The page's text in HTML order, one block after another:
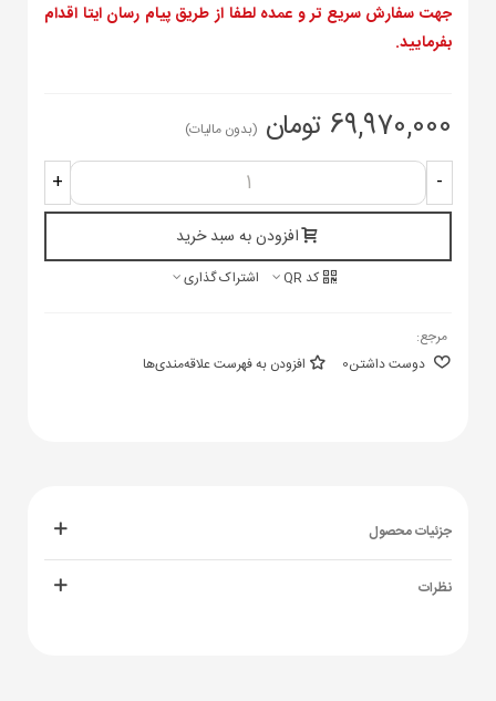
جهت سفارش سریع تر و عمده لطفا از طریق پیام رسان ایتا اقدام
بفرمایید.
69,970,000 تومان (بدون مالیات)
-
+
افزودن به سبد خرید
کد QR اشتراک گذاری
مرجع:
دوست داشتن0 افزودن به فهرست علاقه‌مندی‌ها
جزئیات محصول
نظرات